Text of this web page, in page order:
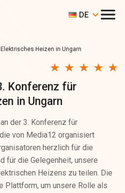
DE
Heizen in Ungarn
Konferenz für
in Ungarn
der 3. Konferenz für
von Media12 organisiert
herzlich für die
für die Gelegenheit, unsere
Heizens zu teilen. Die
Plattform, um unsere Rolle als